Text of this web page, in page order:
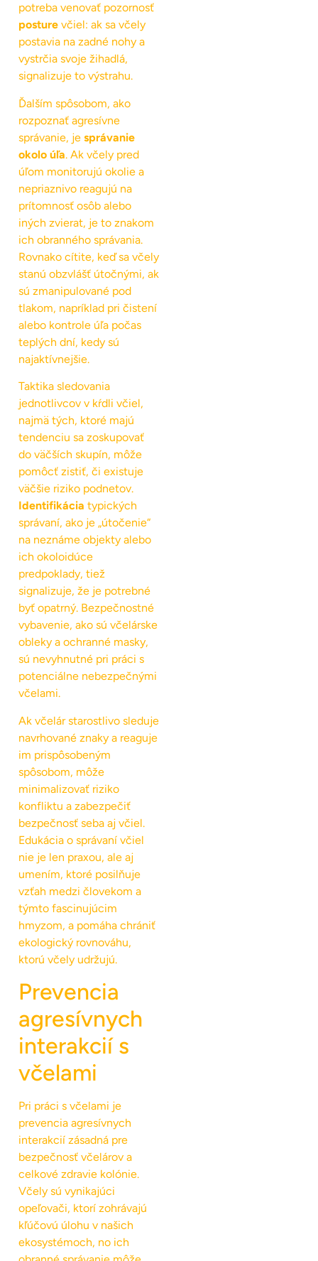
potreba venovať pozornosť
posture včiel: ak sa včely
postavia na zadné nohy a
vystrčia svoje žihadlá,
signalizuje to výstrahu.
Ďalším spôsobom, ako
rozpoznať agresívne
správanie, je správanie
okolo úľa. Ak včely pred
úľom monitorujú okolie a
nepriaznivo reagujú na
prítomnosť osôb alebo
iných zvierat, je to znakom
ich obranného správania.
Rovnako cítite, keď sa včely
stanú obzvlášť útočnými, ak
sú zmanipulované pod
tlakom, napríklad pri čistení
alebo kontrole úľa počas
teplých dní, kedy sú
najaktívnejšie.
Taktika sledovania
jednotlivcov v kŕdli včiel,
najmä tých, ktoré majú
tendenciu sa zoskupovať
do väčších skupín, môže
pomôcť zistiť, či existuje
väčšie riziko podnetov.
Identifikácia typických
správaní, ako je „útočenie“
na neznáme objekty alebo
ich okoloidúce
predpoklady, tiež
signalizuje, že je potrebné
byť opatrný. Bezpečnostné
vybavenie, ako sú včelárske
obleky a ochranné masky,
sú nevyhnutné pri práci s
potenciálne nebezpečnými
včelami.
Ak včelár starostlivo sleduje
navrhované znaky a reaguje
im prispôsobeným
spôsobom, môže
minimalizovať riziko
konfliktu a zabezpečiť
bezpečnosť seba aj včiel.
Edukácia o správaní včiel
nie je len praxou, ale aj
umením, ktoré posilňuje
vzťah medzi človekom a
týmto fascinujúcim
hmyzom, a pomáha chrániť
ekologický rovnováhu,
ktorú včely udržujú.
Prevencia
agresívnych
interakcií s
včelami
Pri práci s včelami je
prevencia agresívnych
interakcií zásadná pre
bezpečnosť včelárov a
celkové zdravie kolónie.
Včely sú vynikajúci
opeľovači, ktorí zohrávajú
kľúčovú úlohu v našich
ekosystémoch, no ich